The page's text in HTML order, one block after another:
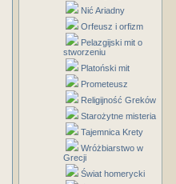
Nić Ariadny
Orfeusz i orfizm
Pelazgijski mit o
stworzeniu
Platoński mit
Prometeusz
Religijność Greków
Starożytne misteria
Tajemnica Krety
Wróżbiarstwo w
Grecji
Świat homerycki